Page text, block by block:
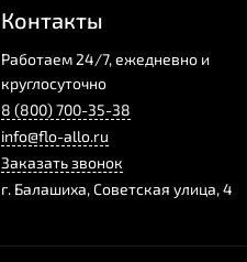
Контакты
Работаем 24/7, ежедневно и
круглосуточно
8 (800) 700-35-38
info@flo-allo.ru
Заказать звонок
г. Балашиха,Советская улица, 4